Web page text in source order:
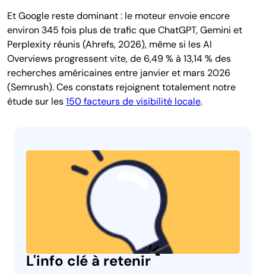
Et Google reste dominant : le moteur envoie encore
environ 345 fois plus de trafic que ChatGPT, Gemini et
Perplexity réunis (Ahrefs, 2026), même si les AI
Overviews progressent vite, de 6,49 % à 13,14 % des
recherches américaines entre janvier et mars 2026
(Semrush). Ces constats rejoignent totalement notre
étude sur les150 facteurs de visibilité locale.
L'info clé à retenir